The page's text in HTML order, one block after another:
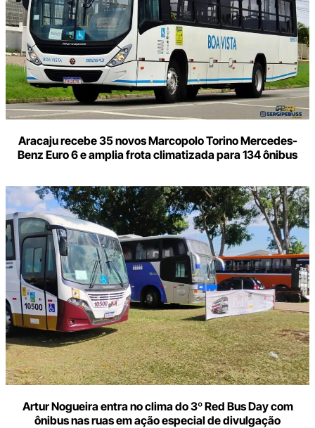
Aracaju recebe 35 novos Marcopolo Torino Mercedes-
Benz Euro 6 e amplia frota climatizada para 134 ônibus
Artur Nogueira entra no clima do 3º Red Bus Day com
ônibus nas ruas em ação especial de divulgação